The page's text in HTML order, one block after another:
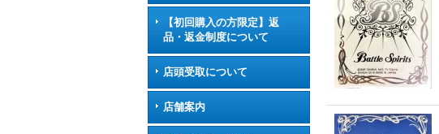
【初回購入の方限定】返
品・返金制度について
店頭受取について
店舗案内